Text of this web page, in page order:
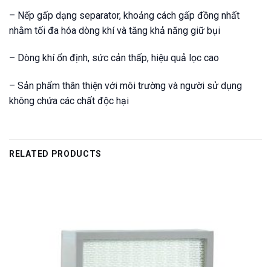
– Nếp gấp dạng separator, khoảng cách gấp đồng nhất
nhằm tối đa hóa dòng khí và tăng khả năng giữ bụi
– Dòng khí ổn định, sức cản thấp, hiệu quả lọc cao
– Sản phẩm thân thiện với môi trường và người sử dụng
không chứa các chất độc hại
RELATED PRODUCTS